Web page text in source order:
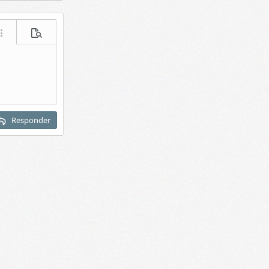
opciones...
Vista previa
Responder